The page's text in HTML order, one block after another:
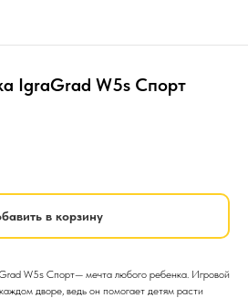
IgraGrad W5s Спорт
в корзину
W5s Спорт— мечта любого ребенка. Игровой
дворе, ведь он помогает детям расти